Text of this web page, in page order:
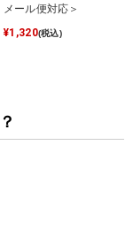
メール便対応＞
¥1,320(税込)